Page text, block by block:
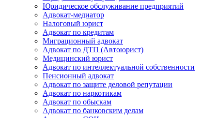
Юридическое обслуживание предприятий
Адвокат-медиатор
Налоговый юрист
Адвокат по кредитам
Миграционный адвокат
Адвокат по ДТП (Автоюрист)
Медицинский юрист
Адвокат по интеллектуальной собственности
Пенсионный адвокат
Адвокат по защите деловой репутации
Адвокат по наркотикам
Адвокат по обыскам
Адвокат по банковским делам